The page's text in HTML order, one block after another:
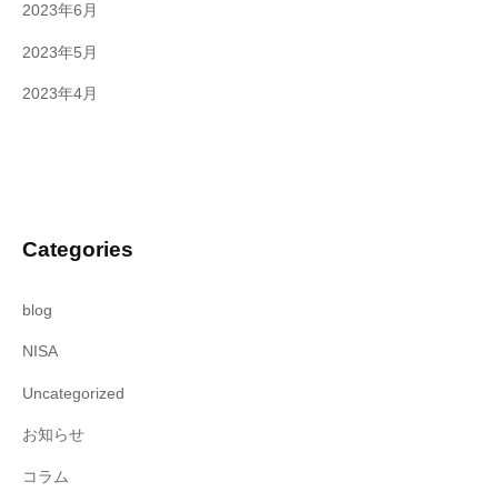
2023年6月
2023年5月
2023年4月
Categories
blog
NISA
Uncategorized
お知らせ
コラム